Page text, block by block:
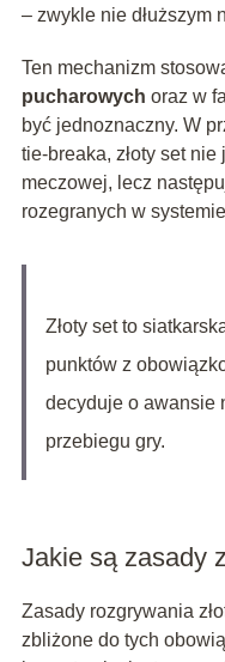
– zwykle nie dłuższym
Ten mechanizm
pucharowych oraz w
być jednoznaczny. W
tie-breaka, złoty set
meczowej, lecz
rozegranych w
Złoty set to
punktów z
decyduje o awansie
przebiegu gry.
Jakie są zasady
Zasady rozgrywania
zbliżone do tych